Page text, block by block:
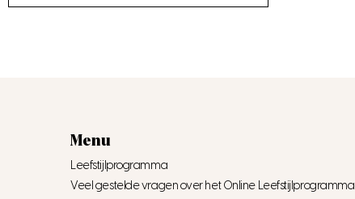
Menu
Leefstijlprogramma
Veel gestelde vragen over het Online Leefstijlprogramma